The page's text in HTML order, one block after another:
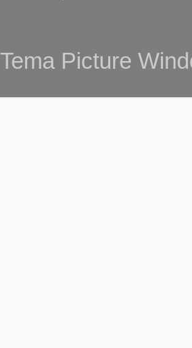
Tema Picture